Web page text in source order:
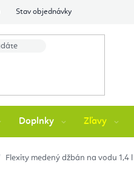
Stav objednávky
Doplnky Zľavy
Flexity medený džbán na vodu 1,4 l